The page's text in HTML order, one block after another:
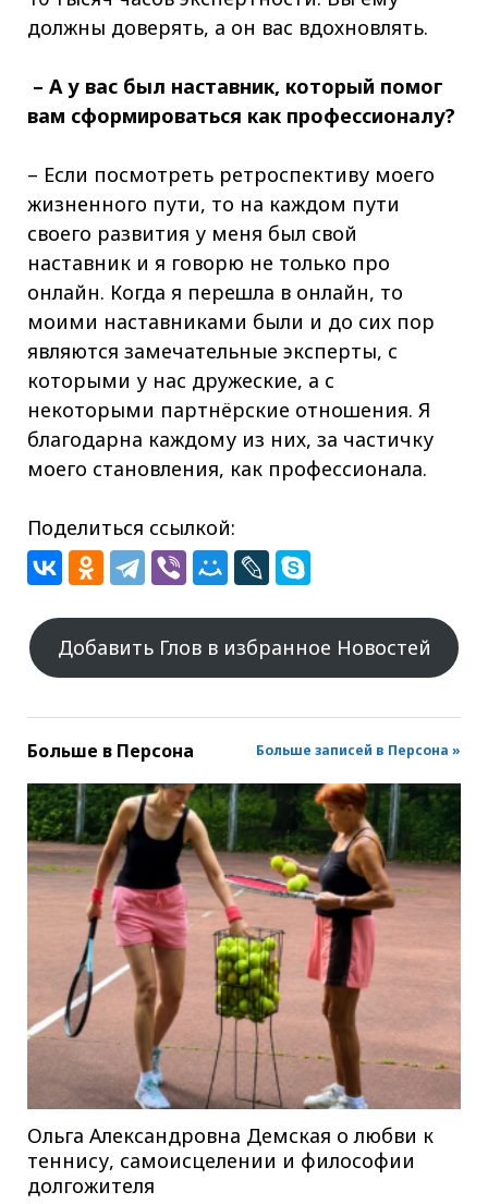
должны доверять, а он вас вдохновлять.
– А у вас был наставник, который помог
вам сформироваться как профессионалу?
– Если посмотреть ретроспективу моего
жизненного пути, то на каждом пути
своего развития у меня был свой
наставник и я говорю не только про
онлайн. Когда я перешла в онлайн, то
моими наставниками были и до сих пор
являются замечательные эксперты, с
которыми у нас дружеские, а с
некоторыми партнёрские отношения. Я
благодарна каждому из них, за частичку
моего становления, как профессионала.
Поделиться ссылкой:
Добавить Глов в избранное Новостей
Больше в Персона Больше записей в Персона »
Ольга Александровна Демская о любви к
теннису, самоисцелении и философии
долгожителя